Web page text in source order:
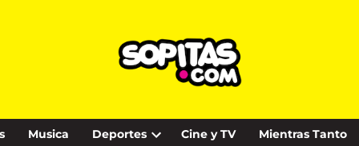
Musica Deportes Cine y TV Mientras Tanto